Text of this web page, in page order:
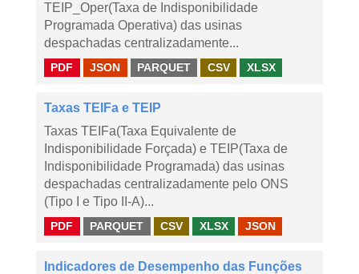
TEIP_Oper(Taxa de Indisponibilidade
Programada Operativa) das usinas
despachadas centralizadamente...
PDF JSON PARQUET CSV XLSX
Taxas TEIFa e TEIP
Taxas TEIFa(Taxa Equivalente de
Indisponibilidade Forçada) e TEIP(Taxa de
Indisponibilidade Programada) das usinas
despachadas centralizadamente pelo ONS
(Tipo I e Tipo II-A)...
PDF PARQUET CSV XLSX JSON
Indicadores de Desempenho das Funções